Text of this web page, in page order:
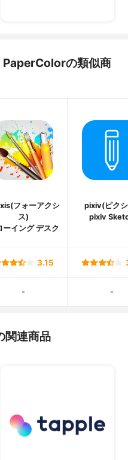
の類似商
フォーアクシ
ス)
ーイング デスク
pixiv(ピク
pixiv
3.15
- -
関連商品